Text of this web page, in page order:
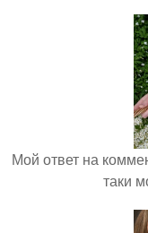
Мой ответ на
таки